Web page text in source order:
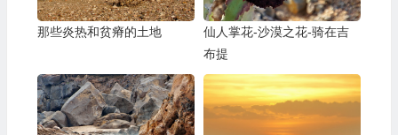
那些炎热和贫瘠的土地
仙人掌花-沙漠之花-骑在吉
布提